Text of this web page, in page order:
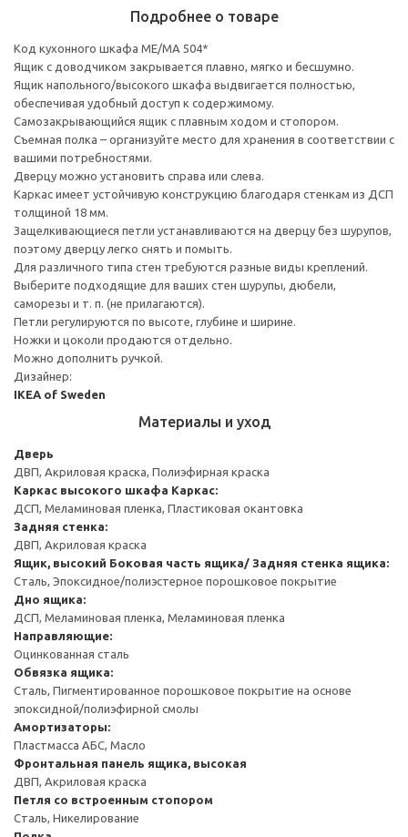
Подробнее о товаре
Код кухонного шкафа ME/MA 504*
Ящик с доводчиком закрывается плавно, мягко и бесшумно.
Ящик напольного/высокого шкафа выдвигается полностью,
обеспечивая удобный доступ к содержимому.
Cамозакрывающийся ящик с плавным ходом и стопором.
Съемная полка – организуйте место для хранения в соответствии с
вашими потребностями.
Дверцу можно установить справа или слева.
Каркас имеет устойчивую конструкцию благодаря стенкам из ДСП
толщиной 18 мм.
Защелкивающиеся петли устанавливаются на дверцу без шурупов,
поэтому дверцу легко снять и помыть.
Для различного типа стен требуются разные виды креплений.
Выберите подходящие для ваших стен шурупы, дюбели,
саморезы и т. п. (не прилагаются).
Петли регулируются по высоте, глубине и ширине.
Ножки и цоколи продаются отдельно.
Можно дополнить ручкой.
Дизайнер:
IKEA of Sweden
Материалы и уход
Дверь
ДВП, Акриловая краска, Полиэфирная краска
Каркас высокого шкафа Каркас:
ДСП, Меламиновая пленка, Пластиковая окантовка
Задняя стенка:
ДВП, Акриловая краска
Ящик, высокий Боковая часть ящика/ Задняя стенка ящика:
Сталь, Эпоксидное/полиэстерное порошковое покрытие
Дно ящика:
ДСП, Меламиновая пленка, Меламиновая пленка
Направляющие:
Оцинкованная сталь
Обвязка ящика:
Сталь, Пигментированное порошковое покрытие на основе
эпоксидной/полиэфирной смолы
Амортизаторы:
Пластмасса АБС, Масло
Фронтальная панель ящика, высокая
ДВП, Акриловая краска
Петля со встроенным стопором
Сталь, Никелирование